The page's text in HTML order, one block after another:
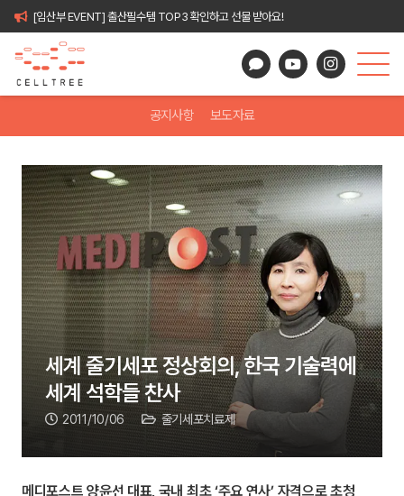
[임산부 EVENT] 출산필수템 TOP3 확인하고 선물 받아요!
공지사항 보도자료
세계 줄기세포 정상회의, 한국 기술력에
세계 석학들 찬사
2011/10/06 줄기세포치료제
메디포스트 양윤선 대표, 국내 최초 ‘주요 연사’ 자격으로 초청